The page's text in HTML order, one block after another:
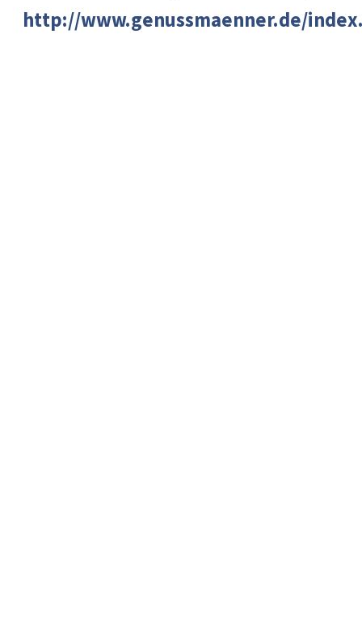
http://www.genussmaenner.de/